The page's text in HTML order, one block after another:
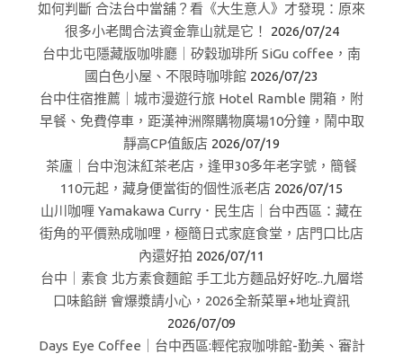
如何判斷 合法台中當舖？看《大生意人》才發現：原來
很多小老闆合法資金靠山就是它！
2026/07/24
台中北屯隱藏版咖啡廳｜矽穀珈琲所 SiGu coffee，南
國白色小屋、不限時咖啡館 2026/07/23
台中住宿推薦｜城市漫遊行旅 Hotel Ramble 開箱，附
早餐、免費停車，距漢神洲際購物廣場10分鐘，鬧中取
靜高CP值飯店 2026/07/19
茶廬｜台中泡沫紅茶老店，逢甲30多年老字號，簡餐
110元起，藏身便當街的個性派老店 2026/07/15
山川咖喱 Yamakawa Curry．民生店｜台中西區：藏在
街角的平價熟成咖哩，極簡日式家庭食堂，店門口比店
內還好拍 2026/07/11
台中｜素食 北方素食麵館 手工北方麵品好好吃..九層塔
口味餡餅 會爆漿請小心，2026全新菜單+地址資訊
2026/07/09
Days Eye Coffee｜台中西區:輕侘寂咖啡館-勤美、審計